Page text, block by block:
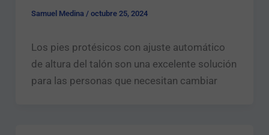
Samuel Medina / octubre 25, 2024
Los pies protésicos con ajuste automático
de altura del talón son una excelente solución
para las personas que necesitan cambiar